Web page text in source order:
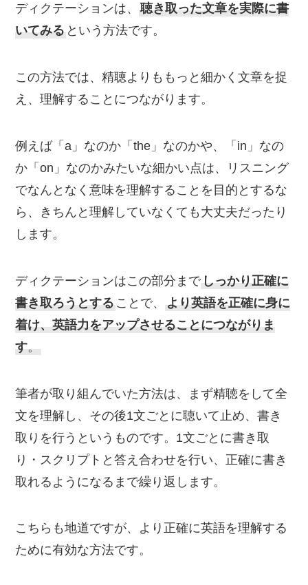
ディクテーションは、 聴き取った文章を実際に書
いてみる という方法です。
この方法では、精聴よりももっと細かく文章を捉
え、理解することにつながります。
例えば「a」なのか「the」なのかや、「in」なの
か「on」なのかみたいな細かい点は、リスニング
でなんとなく意味を理解することを目的とするな
ら、きちんと理解していなくても大丈夫だったり
します。
ディクテーションはこの部分まで しっかり正確に
書き取ろうとする ことで、
より英語を正確に身に
着け、英語力をアップさせることにつながりま
す。
筆者が取り組んでいた方法は、まず精聴をして全
文を理解し、その後1文ごとに聴いて止め、書き
取りを行うというものです。1文ごとに書き取
り・スクリプトと答え合わせを行い、正確に書き
取れるようになるまで繰り返します。
こちらも地道ですが、より正確に英語を理解する
ために有効な方法です。